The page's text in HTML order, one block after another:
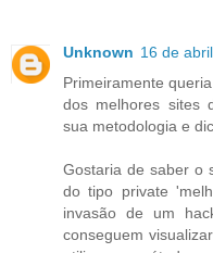
Unknown 16 de
Primeiramente
dos melhores sites
sua metodologia e
Gostaria de saber o
do tipo private
invasão de um
conseguem